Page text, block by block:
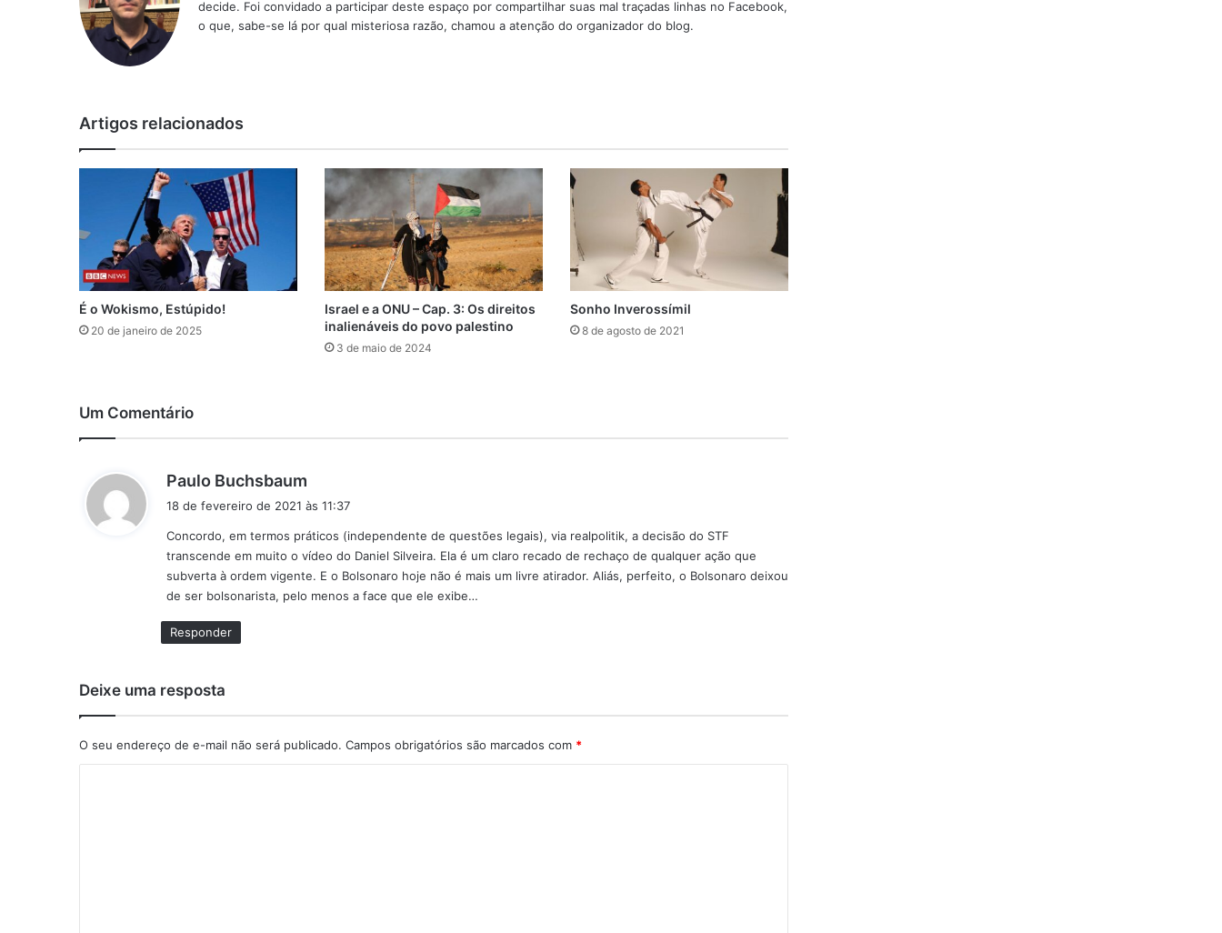
decide. Foi convidado a participar deste espaço por compartilhar suas mal traçadas linhas no Facebook,
o que, sabe-se lá por qual misteriosa razão, chamou a atenção do organizador do blog.
Artigos relacionados
É o Wokismo, Estúpido!
20 de janeiro de 2025
Israel e a ONU – Cap. 3: Os direitos
inalienáveis do povo palestino
3 de maio de 2024
Sonho Inverossímil
8 de agosto de 2021
Um Comentário
Paulo Buchsbaum
i
s
e
:
18 de fevereiro de 2021 às 11:37
Concordo, em termos práticos (independente de questões legais), via realpolitik, a decisão do STF
transcende em muito o vídeo do Daniel Silveira. Ela é um claro recado de rechaço de qualquer ação que
subverta à ordem vigente. E o Bolsonaro hoje não é mais um livre atirador. Aliás, perfeito, o Bolsonaro deixou
de ser bolsonarista, pelo menos a face que ele exibe…
Responder
Deixe uma resposta
O seu endereço de e-mail não será publicado. Campos obrigatórios são marcados com *